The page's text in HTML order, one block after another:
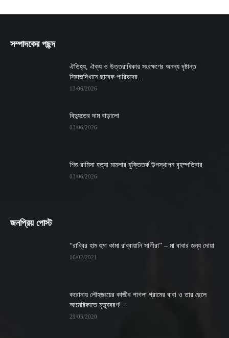
সম্পাদকের পছন্দ
ঐতিহ্য, ঐক্য ও উত্তরাধিকার সংরক্ষণের অনন্য দৃষ্টান্ত
সিরাজদিখানে ছাবেক পারিষদের...
13/06/2026
বিদ্যুতের দাম বাড়ালো
03/06/2026
শিশু রামিসা হত্যা মামলার যুক্তিতর্ক উপস্থাপন বৃহস্পতিবার
03/06/2026
জনপ্রিয় পোস্ট
“রাব্বির হাম হুমা কামা রাব্বায়ানি সাগীরা” – মা বাবার জন্য দোয়া
16/02/2021
করোনায় লৌহজংয়ের কাজীর পাগলা গ্রামের বাবা ও তার ছেলে
আমেরিকাতে মৃত্যুবরণ!...
29/03/2020